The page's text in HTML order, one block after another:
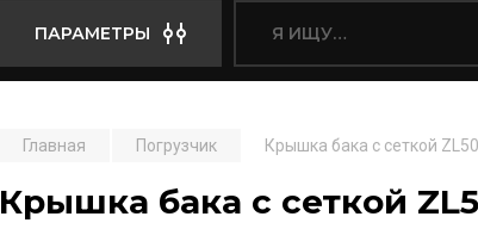
ПАРАМЕТРЫ
Главная Погрузчик Крышка бака с сеткой
Крышка бака с сеткой